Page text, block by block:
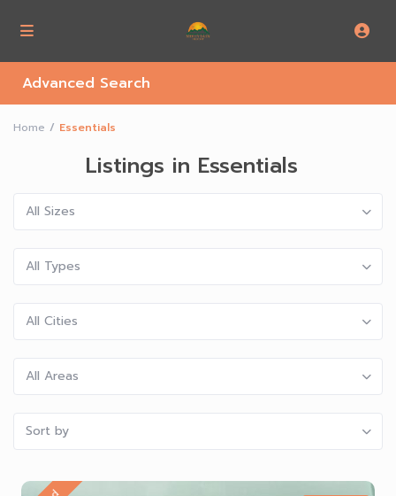
Advanced Search
Home Essentials
Listings in Essentials
All Sizes
All Types
All Cities
All Areas
Sort by